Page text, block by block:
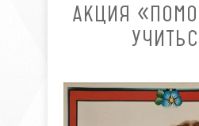
АКЦИЯ